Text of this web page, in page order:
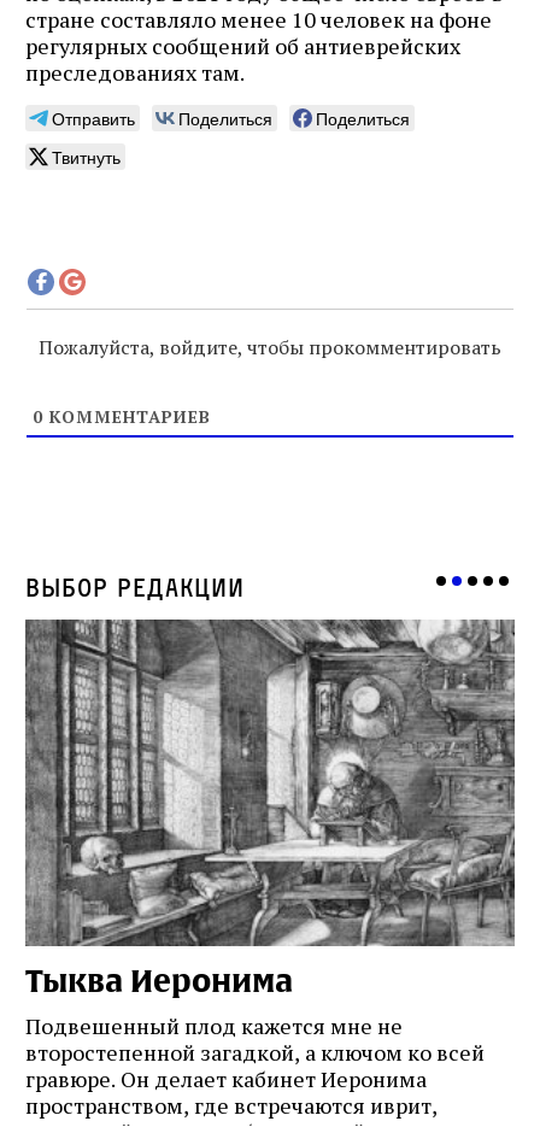
стране составляло менее 10 человек на фоне
регулярных сообщений об антиеврейских
преследованиях там.
Отправить Поделиться
Поделиться
Твитнуть
Пожалуйста, войдите, чтобы прокомментировать
0 КОММЕНТАРИЕВ
Выбор редакции
Тыква Иеронима
Подвешенный плод кажется мне не
второстепенной загадкой, а ключом ко всей
гравюре. Он делает кабинет Иеронима
пространством, где встречаются иврит,